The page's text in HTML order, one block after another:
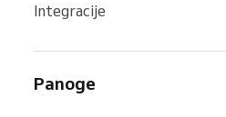
Integracije
Panoge